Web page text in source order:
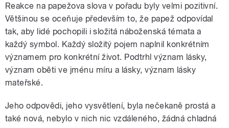
Reakce na papežova slova v pořadu byly velmi pozitivní.
Většinou se oceňuje především to, že papež odpovídal
tak, aby lidé pochopili i složitá náboženská témata a
každý symbol. Každý složitý pojem naplnil konkrétním
významem pro konkrétní život. Podtrhl význam lásky,
význam oběti ve jménu míru a lásky, význam lásky
mateřské.
Jeho odpovědi, jeho vysvětlení, byla nečekaně prostá a
také nová, nebylo v nich nic vzdáleného, žádná chladná